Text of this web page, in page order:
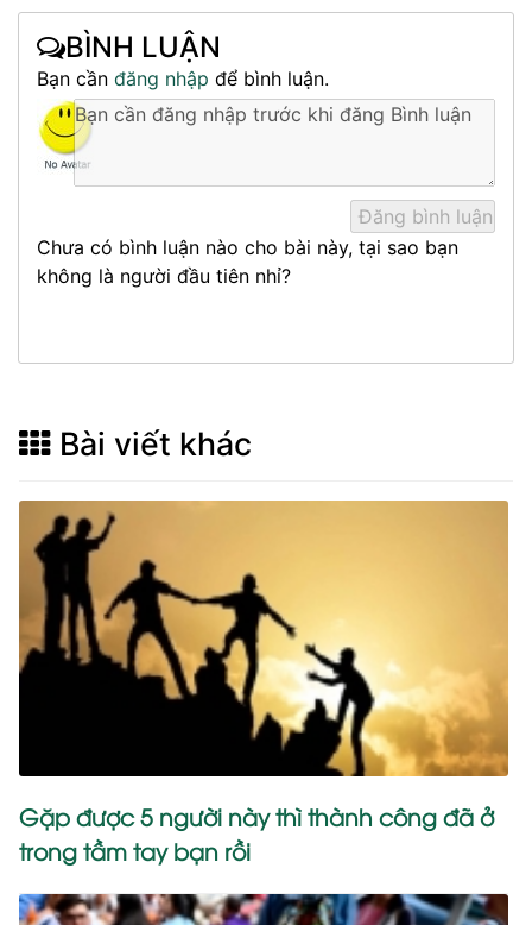
BÌNH LUẬN
Bạn cần đăng nhập để bình luận.
Chưa có bình luận nào cho bài này, tại sao bạn
không là người đầu tiên nhỉ?
Bài viết khác
Gặp được 5 người này thì thành công đã ở
trong tầm tay bạn rồi